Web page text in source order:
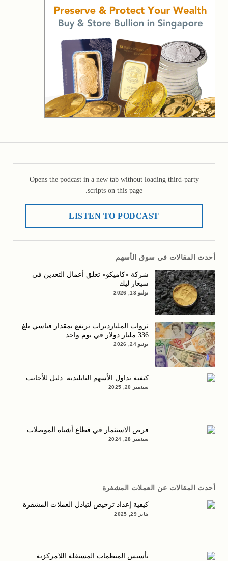
Opens the podcast in a new tab without loading third-party
scripts on this page.
LISTEN TO PODCAST
أحدث المقالات في سوق الأسهم
شركة «كاميكو» تعلق أعمال التعدين في
سيغار ليك
يوليو 13, 2026
ثروات المليارديرات ترتفع بمقدار قياسي بلغ
336 مليار دولار في يوم واحد
يونيو 24, 2026
كيفية تداول الأسهم التايلندية: دليل للأجانب
سبتمبر 20, 2025
فرص الاستثمار في قطاع أشباه الموصلات
سبتمبر 28, 2024
أحدث المقالات عن العملات المشفرة
كيفية إعداد ترخيص لتبادل العملات المشفرة
يناير 29, 2025
تأسيس المنظمات المستقلة اللامركزية